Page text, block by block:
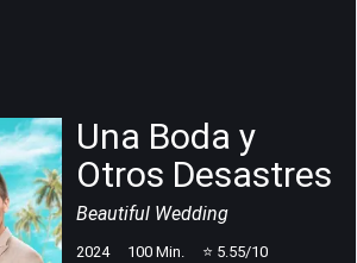
Una Boda y
Otros Desastres
Beautiful Wedding
2024 100 Min. ⭐ 5.55/10